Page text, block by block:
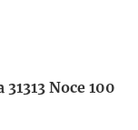
Noсe 100